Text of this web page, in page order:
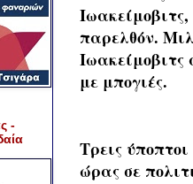
παρελθόν.
με μπογιές.
Τρεις
ώρας σε
-